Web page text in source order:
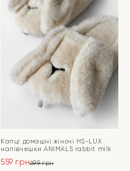
Капці домашні жіночі HS-LUX
напiвчешки ANIMALS rabbit milk
699грн
559 грн